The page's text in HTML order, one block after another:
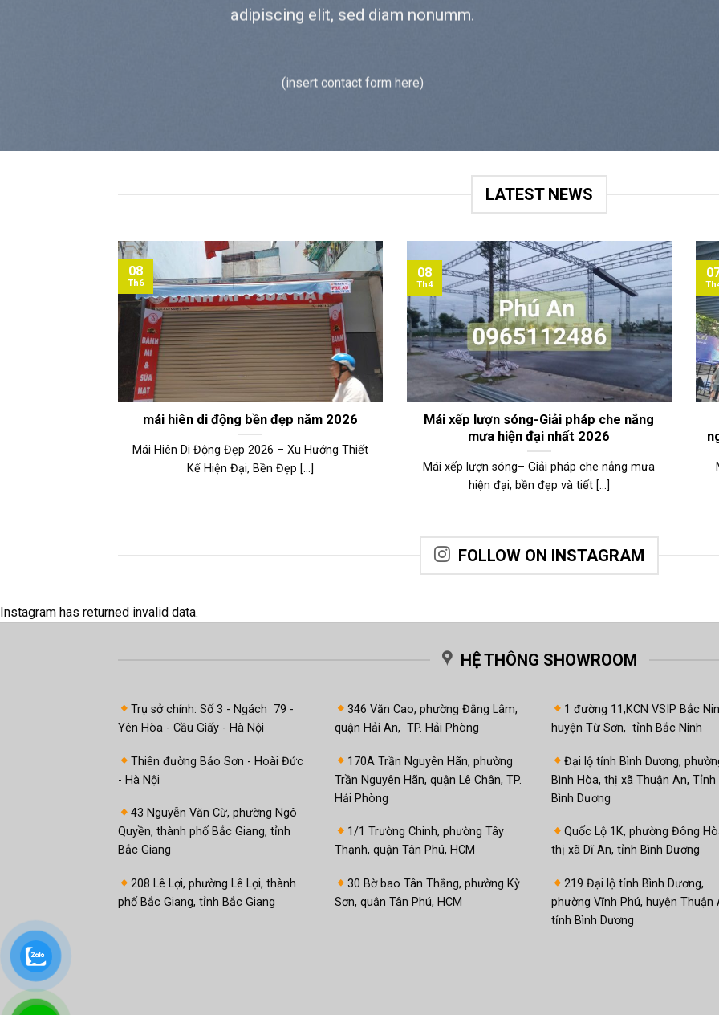
adipiscing elit, sed diam nonumm.
(insert contact form here)
LATEST NEWS
mái hiên di động bền đẹp năm 2026
Mái Hiên Di Động Đẹp 2026 – Xu Hướng Thiết
Kế Hiện Đại, Bền Đẹp [...]
08
Th6
Mái xếp lượn sóng-Giải pháp che nắng
mưa hiện đại nhất 2026
Mái xếp lượn sóng– Giải pháp che nắng mưa
hiện đại, bền đẹp và tiết [...]
08
Th4
FOLLOW ON INSTAGRAM
Instagram has returned invalid data.
HỆ THÔNG SHOWROOM
Trụ sở chính: Số 3 - Ngách 79 -
Yên Hòa - Cầu Giấy - Hà Nội
Thiên đường Bảo Sơn - Hoài Đức
- Hà Nội
43 Nguyễn Văn Cừ, phường Ngô
Quyền, thành phố Bắc Giang, tỉnh
Bắc Giang
208 Lê Lợi, phường Lê Lợi, thành
phố Bắc Giang, tỉnh Bắc Giang
346 Văn Cao, phường Đằng Lâm,
quận Hải An, TP. Hải Phòng
170A Trần Nguyên Hãn, phường
Trần Nguyên Hãn, quận Lê Chân, TP.
Hải Phòng
1/1 Trường Chinh, phường Tây
Thạnh, quận Tân Phú, HCM
30 Bờ bao Tân Thắng, phường Kỳ
Sơn, quận Tân Phú, HCM
1 đường 11,KCN VSIP Bắc
huyện Từ Sơn, tỉnh Bắc Ninh
Đại lộ tỉnh Bình Dương,
Bình Hòa, thị xã Thuận An,
Bình Dương
Quốc Lộ 1K, phường Đông
thị xã Dĩ An, tỉnh Bình Dương
219 Đại lộ tỉnh Bình Dương,
phường Vĩnh Phú, huyện Thuận
tỉnh Bình Dương